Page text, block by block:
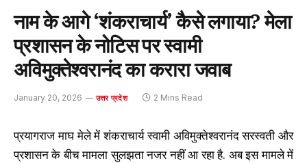
नाम के आगे ‘शंकराचार्य’ कैसे लगाया? मेला
प्रशासन के नोटिस पर स्वामी
अविमुक्तेश्वरानंद का करारा जवाब
January 20, 2026 उत्तर प्रदेश 2 Mins Read
प्रयागराज माघ मेले में शंकराचार्य स्वामी अविमुक्तेश्वरानंद सरस्वती और
प्रशासन के बीच मामला सुलझता नजर नहीं आ रहा है. अब इस मामले में